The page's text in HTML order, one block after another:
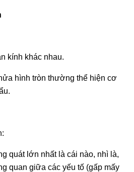
kính khác nhau.
hình tròn thường thể hiện cơ
quát lớn nhất là cái nào, nhì là,
quan giữa các yếu tố (gấp mấy